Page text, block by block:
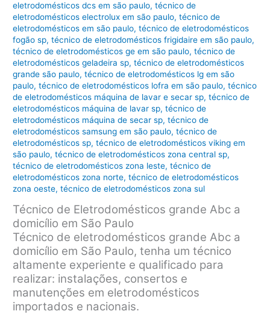
eletrodomésticos dcs em são paulo,técnico de
eletrodomésticos electrolux em são paulo,técnico de
eletrodomésticos em são paulo,técnico de eletrodomésticos
fogão sp,técnico de eletrodomésticos frigidaire em são paulo,
técnico de eletrodomésticos ge em são paulo,técnico de
eletrodomésticos geladeira sp,técnico de eletrodomésticos
grande são paulo,técnico de eletrodomésticos lg em são
paulo,técnico de eletrodomésticos lofra em são paulo,técnico
de eletrodomésticos máquina de lavar e secar sp,técnico de
eletrodomésticos máquina de lavar sp,técnico de
eletrodomésticos máquina de secar sp,técnico de
eletrodomésticos samsung em são paulo,técnico de
eletrodomésticos sp,técnico de eletrodomésticos viking em
são paulo,técnico de eletrodomésticos zona central sp,
técnico de eletrodomésticos zona leste,técnico de
eletrodomésticos zona norte,técnico de eletrodomésticos
zona oeste,técnico de eletrodomésticos zona sul
Técnico de Eletrodomésticos grande Abc a
domicílio em São Paulo
Técnico de eletrodomésticos grande Abc a
domicílio em São Paulo, tenha um técnico
altamente experiente e qualificado para
realizar: instalações, consertos e
manutenções em eletrodomésticos
importados e nacionais.